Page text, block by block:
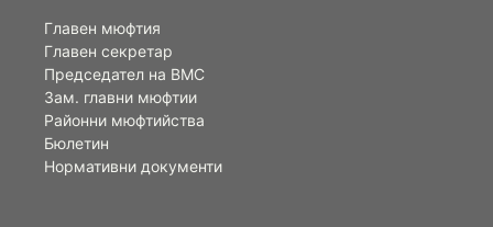
Главен мюфтия
Главен секретар
Председател на ВМС
Зам. главни мюфтии
Районни мюфтийства
Бюлетин
Нормативни документи